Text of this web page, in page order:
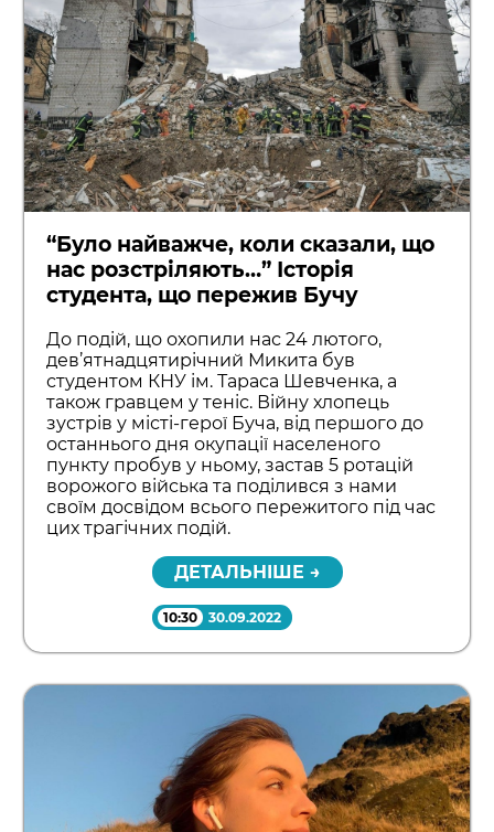
“Було найважче, коли сказали, що
нас розстріляють…” Історія
студента, що пережив Бучу
До подій, що охопили нас 24 лютого,
дев’ятнадцятирічний Микита був
студентом КНУ ім. Тараса Шевченка, а
також гравцем у теніс. Війну хлопець
зустрів у місті-герої Буча, від першого до
останнього дня окупації населеного
пункту пробув у ньому, застав 5 ротацій
ворожого війська та поділився з нами
своїм досвідом всього пережитого під час
цих трагічних подій.
ДЕТАЛЬНІШЕ →
10:30 30.09.2022